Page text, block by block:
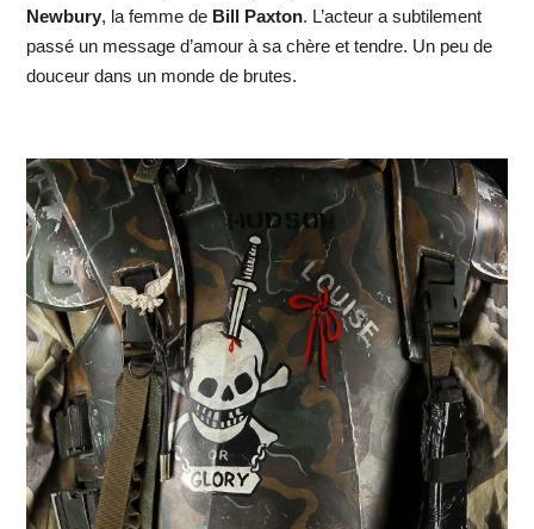
Newbury, la femme de Bill Paxton. L’acteur a subtilement
passé un message d’amour à sa chère et tendre. Un peu de
douceur dans un monde de brutes.